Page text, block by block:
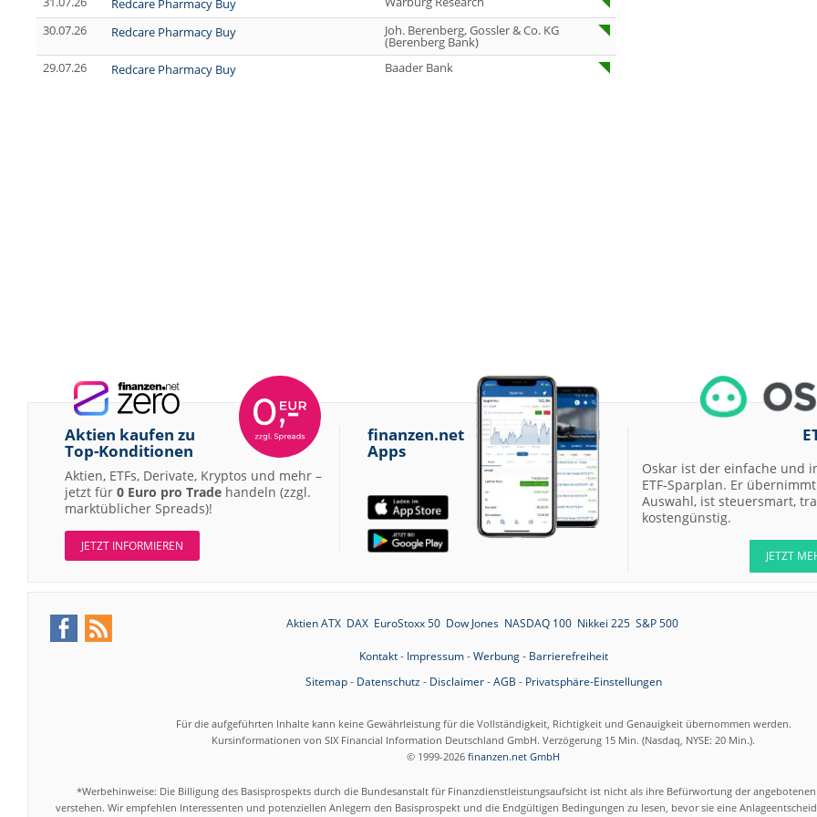
Redcare Pharmacy Buy
30.07.26
Redcare Pharmacy Buy Joh. Berenberg, Gossler & Co. KG
(Berenberg Bank)
29.07.26
Redcare Pharmacy Buy Baader Bank
Kontron Kaufen
Daimler Truck Buy
12:29
Airbus Hold
12:28
Münchener
Rückversicherungs-
Gesellschaft
12:26
Scout24 Buy
12:23
IONOS Buy
Aktien kaufen zu
Top-Konditionen
Aktien, ETFs, Derivate, Kryptos und mehr –
jetzt für 0 Euro pro Trade handeln (zzgl.
marktüblicher Spreads)!
JETZT INFORMIEREN
finanzen.net
Apps
Oskar ist der einfache und
ETF-Sparplan. Er übernimmt
Auswahl, ist steuersmart,
kostengünstig.
JETZT
Aktien ATX DAX EuroStoxx 50 Dow Jones NASDAQ 100 Nikkei 225 S&P 500
Kontakt- Impressum-Werbung- Barrierefreiheit
Sitemap- Datenschutz- Disclaimer-AGB - Privatsphäre-Einstellungen
Für die aufgeführten Inhalte kann keine Gewährleistung für die Vollständigkeit, Richtigkeit und Genauigkeit übernommen werden.
Kursinformationen von SIX Financial Information Deutschland GmbH. Verzögerung 15 Min. (Nasdaq, NYSE: 20 Min.).
© 1999-2026 finanzen.net GmbH
*Werbehinweise: Die Billigung des Basisprospekts durch die Bundesanstalt für Finanzdienstleistungsaufsicht ist nicht als ihre Befürwortung der
verstehen. Wir empfehlen Interessenten und potenziellen Anlegern den Basisprospekt und die Endgültigen Bedingungen zu lesen, bevor sie eine